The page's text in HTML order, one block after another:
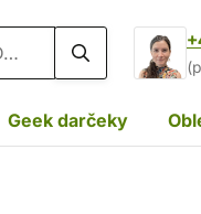
Geek darčeky